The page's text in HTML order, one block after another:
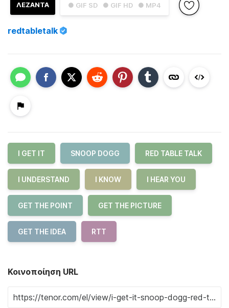
● GIF SD ● GIF HD ● MP4
ΛΕΖΑΝΤΑ
redtabletalk
I GET IT SNOOP DOGG RED TABLE TALK
I UNDERSTAND I KNOW I HEAR YOU
GET THE POINT GET THE PICTURE
GET THE IDEA RTT
Κοινοποίηση URL